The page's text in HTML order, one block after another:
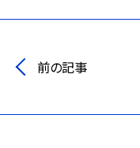
前の記事